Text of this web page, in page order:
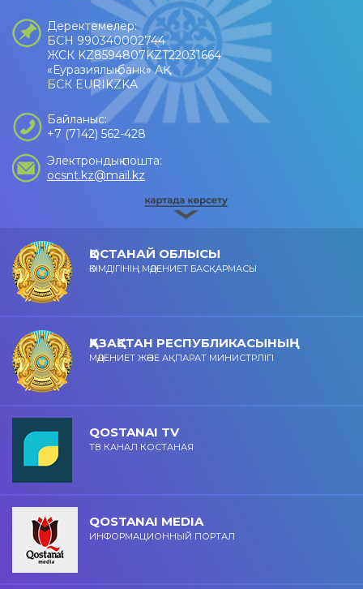
Деректемелер:
БСН 990340002744
ЖСК KZ8594807KZT22031664
«Еуразиялық банк» АҚ
БСК EURIKZKA
Байланыс:
+7 (7142) 562-428
Электрондық пошта:
ocsnt.kz@mail.kz
ҚОСТАНАЙ ОБЛЫСЫ
ӘКІМДІГІНІҢ МӘДЕНИЕТ БАСҚАРМАСЫ
ҚАЗАҚСТАН РЕСПУБЛИКАСЫНЫҢ
МӘДЕНИЕТ ЖӘНЕ АҚПАРАТ МИНИСТРЛІГІ
QOSTANAI TV
ТВ КАНАЛ КОСТАНАЯ
QOSTANAI MEDIA
ИНФОРМАЦИОННЫЙ ПОРТАЛ